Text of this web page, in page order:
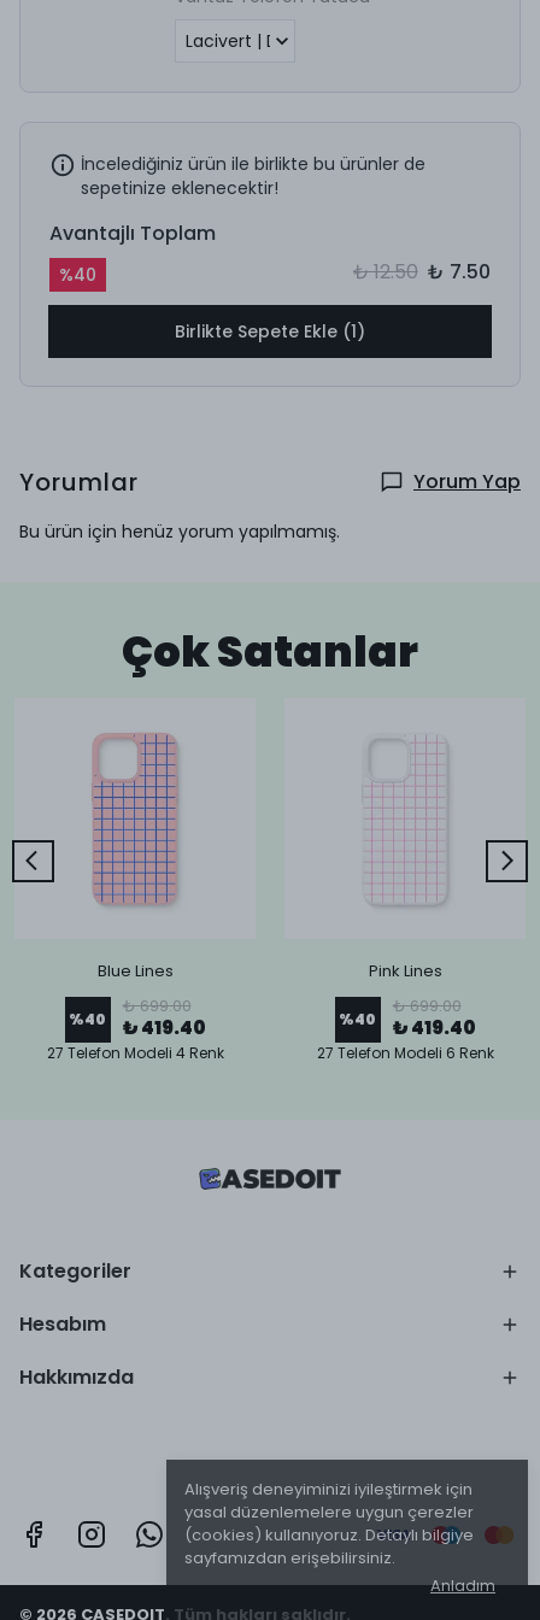
Alışveriş deneyiminizi iyileştirmek için
yasal düzenlemelere uygun çerezler
(cookies) kullanıyoruz. Detaylı bilgiye
sayfamızdan erişebilirsiniz.
Anladım
İncelediğiniz ürün ile birlikte bu ürünler de
sepetinize eklenecektir!
Avantajlı Toplam
%40 ₺ 12.50 ₺ 7.50
Birlikte Sepete Ekle (1)
Yorumlar Yorum Yap
Bu ürün için henüz yorum yapılmamış.
Çok Satanlar
Blue Lines
%40
₺ 699.00
₺ 419.40
27 Telefon Modeli 4 Renk
Pink Lines
%40
₺ 699.00
₺ 419.40
27 Telefon Modeli 6 Renk
Kategoriler
Hesabım
Hakkımızda
© 2026 CASEDOIT. Tüm hakları saklıdır.